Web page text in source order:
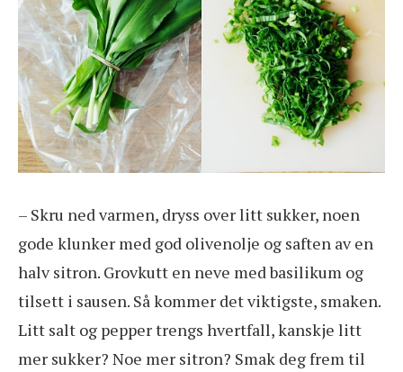
– Skru ned varmen, dryss over litt sukker, noen
gode klunker med god olivenolje og saften av en
halv sitron. Grovkutt en neve med basilikum og
tilsett i sausen. Så kommer det viktigste, smaken.
Litt salt og pepper trengs hvertfall, kanskje litt
mer sukker? Noe mer sitron? Smak deg frem til